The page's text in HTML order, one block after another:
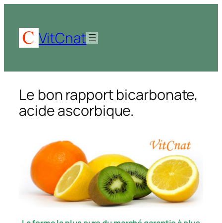
contenuVitCnat
Le bon rapport bicarbonate,
acide ascorbique.